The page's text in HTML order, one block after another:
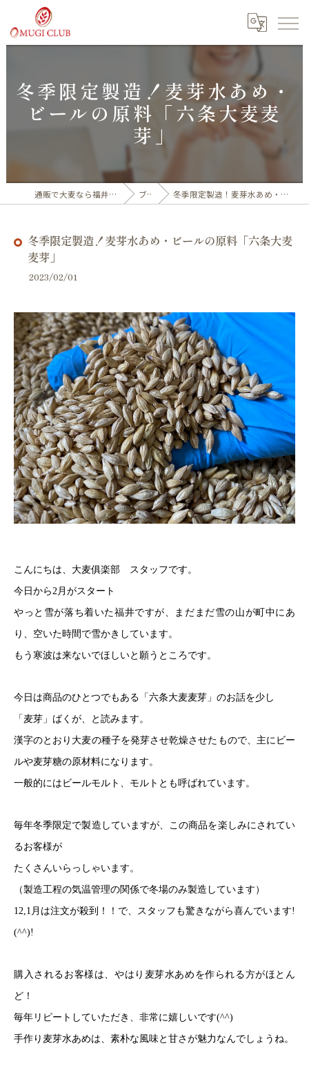
冬季限定製造！麦芽水あめ・
ビールの原料「六条大麦麦
芽」
通販で大麦なら福井産100%の大麦倶楽部 ブログ 冬季限定製造！麦芽水あめ・ビールの原料「六条大麦麦芽」
冬季限定製造！麦芽水あめ・ビールの原料「六条大麦
麦芽」
2023/02/01
こんにちは、大麦俱楽部 スタッフです。
今日から2月がスタート
やっと雪が落ち着いた福井ですが、まだまだ雪の山が町中にあ
り、空いた時間で雪かきしています。
もう寒波は来ないでほしいと願うところです。
今日は商品のひとつでもある「六条大麦麦芽」のお話を少し
「麦芽」ばくが、と読みます。
漢字のとおり大麦の種子を発芽させ乾燥させたもので、主にビー
ルや麦芽糖の原材料になります。
一般的にはビールモルト、モルトとも呼ばれています。
毎年冬季限定で製造していますが、この商品を楽しみにされてい
るお客様が
たくさんいらっしゃいます。
（製造工程の気温管理の関係で冬場のみ製造しています）
12,1 月は注文が殺到！！で、スタッフも驚きながら喜んでいます!
(^^)!
購入されるお客様は、やはり麦芽水あめを作られる方がほとん
ど！
毎年リピートしていただき、非常に嬉しいです(^^)
手作り麦芽水あめは、素朴な風味と甘さが魅力なんでしょうね。